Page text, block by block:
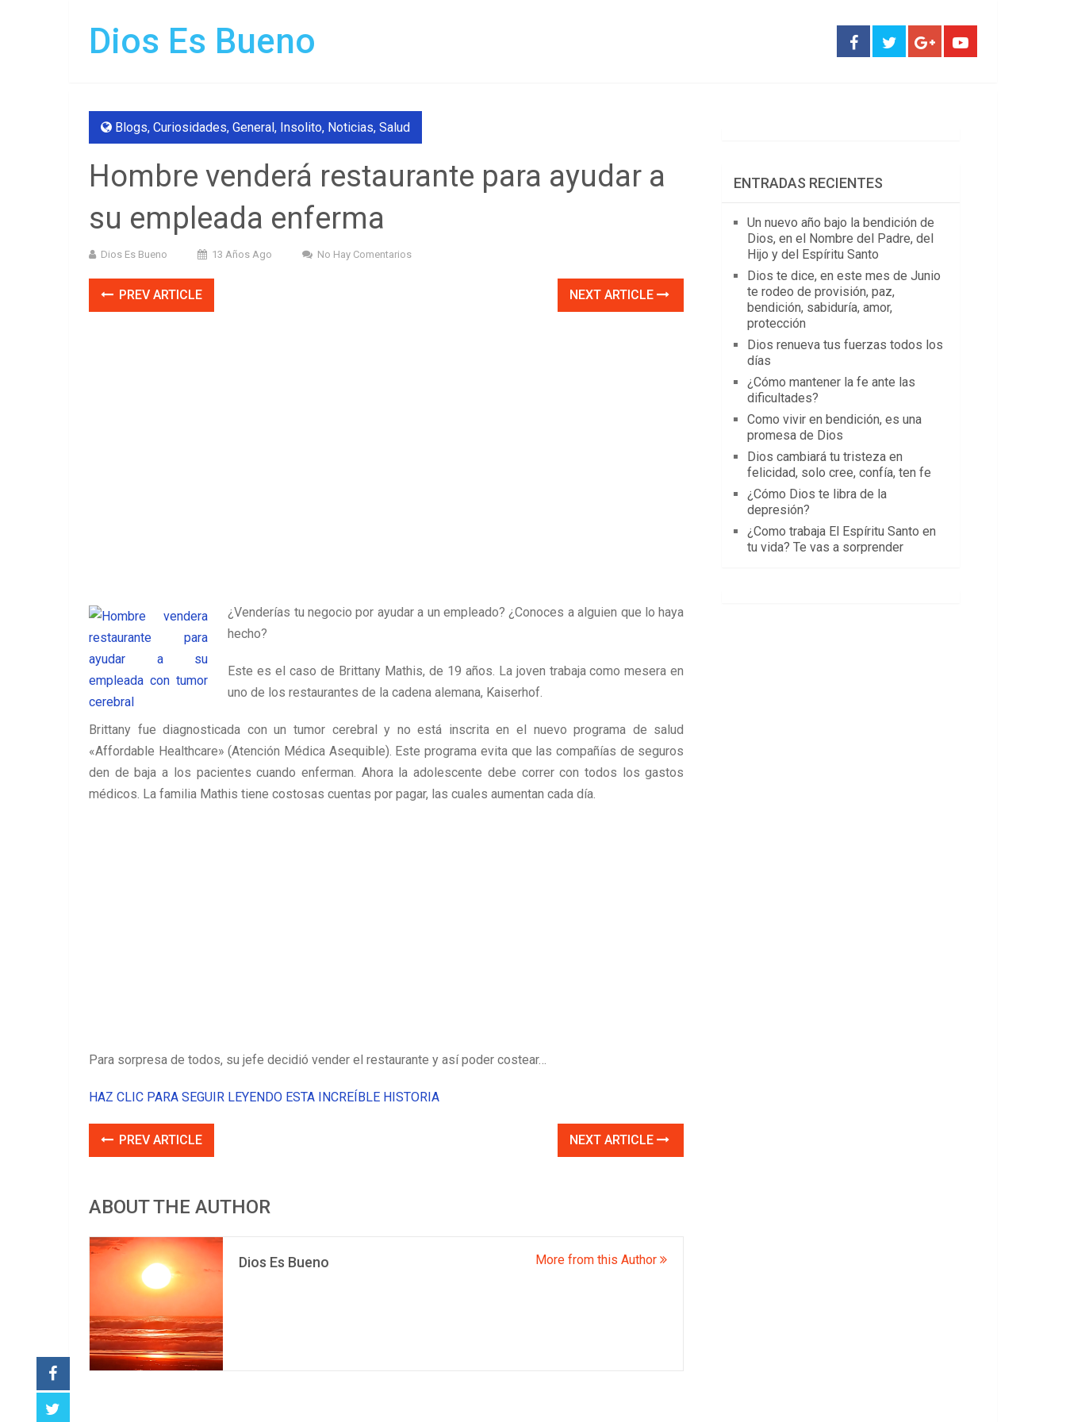
Dios Es Bueno
Blogs, Curiosidades, General, Insolito, Noticias, Salud
Hombre venderá restaurante para ayudar a
su empleada enferma
Dios Es Bueno 13 Años Ago No Hay Comentarios
PREV ARTICLE NEXT ARTICLE
¿Venderías tu negocio por ayudar a un empleado? ¿Conoces a alguien que lo haya
hecho?
Este es el caso de Brittany Mathis, de 19 años. La joven trabaja como mesera en
uno de los restaurantes de la cadena alemana, Kaiserhof.
Brittany fue diagnosticada con un tumor cerebral y no está inscrita en el nuevo programa de salud
«Affordable Healthcare» (Atención Médica Asequible). Este programa evita que las compañías de seguros
den de baja a los pacientes cuando enferman. Ahora la adolescente debe correr con todos los gastos
médicos. La familia Mathis tiene costosas cuentas por pagar, las cuales aumentan cada día.
Para sorpresa de todos, su jefe decidió vender el restaurante y así poder costear…
HAZ CLIC PARA SEGUIR LEYENDO ESTA INCREÍBLE HISTORIA
PREV ARTICLE NEXT ARTICLE
ABOUT THE AUTHOR
Dios Es Bueno More from this Author
ENTRADAS RECIENTES
Un nuevo año bajo la bendición de
Dios, en el Nombre del Padre, del
Hijo y del Espíritu Santo
Dios te dice, en este mes de Junio
te rodeo de provisión, paz,
bendición, sabiduría, amor,
protección
Dios renueva tus fuerzas todos los
días
¿Cómo mantener la fe ante las
dificultades?
Como vivir en bendición, es una
promesa de Dios
Dios cambiará tu tristeza en
felicidad, solo cree, confía, ten fe
¿Cómo Dios te libra de la
depresión?
¿Como trabaja El Espíritu Santo en
tu vida? Te vas a sorprender